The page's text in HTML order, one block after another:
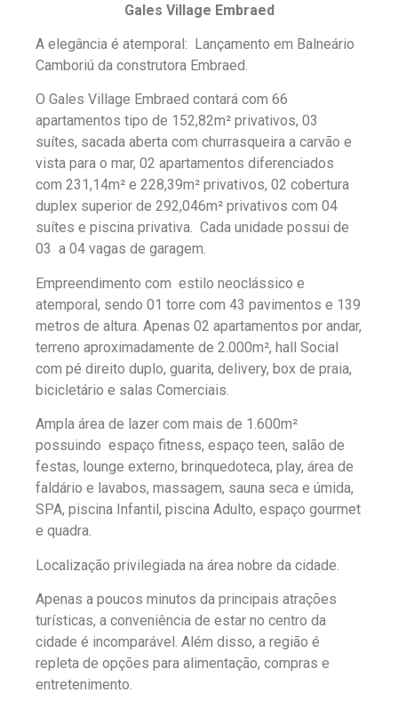
Gales Village Embraed
A elegância é atemporal: Lançamento em Balneário
Camboriú da construtora Embraed.
O Gales Village Embraed contará com 66
apartamentos tipo de 152,82m² privativos, 03
suítes, sacada aberta com churrasqueira a carvão e
vista para o mar, 02 apartamentos diferenciados
com 231,14m² e 228,39m² privativos, 02 cobertura
duplex superior de 292,046m² privativos com 04
suítes e piscina privativa. Cada unidade possui de
03 a 04 vagas de garagem.
Empreendimento com estilo neoclássico e
atemporal, sendo 01 torre com 43 pavimentos e 139
metros de altura. Apenas 02 apartamentos por andar,
terreno aproximadamente de 2.000m², hall Social
com pé direito duplo, guarita, delivery, box de praia,
bicicletário e salas Comerciais.
Ampla área de lazer com mais de 1.600m²
possuindo espaço fitness, espaço teen, salão de
festas, lounge externo, brinquedoteca, play, área de
faldário e lavabos, massagem, sauna seca e úmida,
SPA, piscina Infantil, piscina Adulto, espaço gourmet
e quadra.
Localização privilegiada na área nobre da cidade.
Apenas a poucos minutos da principais atrações
turísticas, a conveniência de estar no centro da
cidade é incomparável. Além disso, a região é
repleta de opções para alimentação, compras e
entretenimento.